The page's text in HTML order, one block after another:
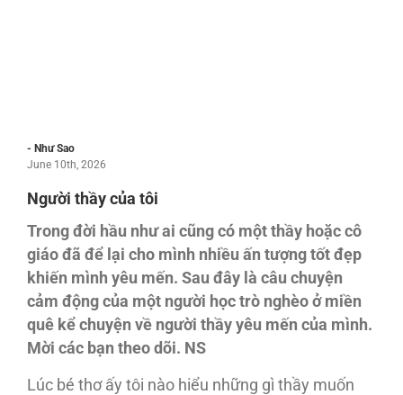
- Như Sao
June 10th, 2026
Người thầy của tôi
Trong đời hầu như ai cũng có một thầy hoặc cô
giáo đã để lại cho mình nhiều ấn tượng tốt đẹp
khiến mình yêu mến. Sau đây là câu chuyện
cảm động của một người học trò nghèo ở miền
quê kể chuyện về người thầy yêu mến của mình.
Mời các bạn theo dõi. NS
Lúc bé thơ ấy tôi nào hiểu những gì thầy muốn